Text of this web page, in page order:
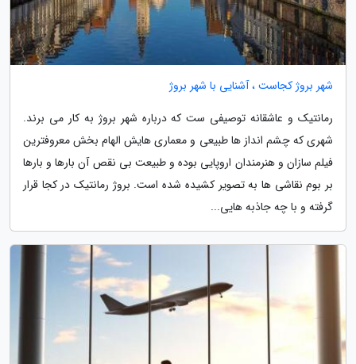
شهر بروژ کجاست ، آشنایی با شهر بروژ
رمانتیک و عاشقانه توصیفی ست که درباره شهر بروژ به کار می برند.
شهری که چشم انداز ها طبیعی و معماری هایش الهام بخش معروفترین
فیلم سازان و هنرمندان اروپایی بوده و طبیعت بی نقص آن بارها و بارها
بر بوم نقاشی ها به تصویر کشیده شده است. بروژ رمانتیک در کجا قرار
گرفته و با چه جاذبه هایی...